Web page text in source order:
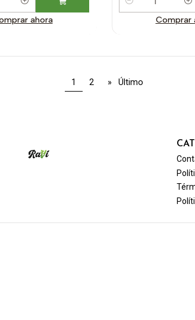
ahora
Cantidad
Comprar
1 2 » Último